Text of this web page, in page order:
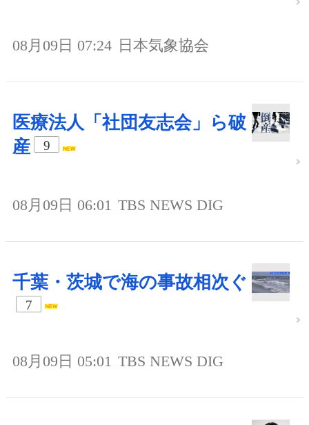
08月09日 07:24 日本気象協会
医療法人「社団友志会」ら破
産
9
08月09日 06:01 TBS NEWS DIG
千葉・茨城で海の事故相次ぐ
7
08月09日 05:01 TBS NEWS DIG